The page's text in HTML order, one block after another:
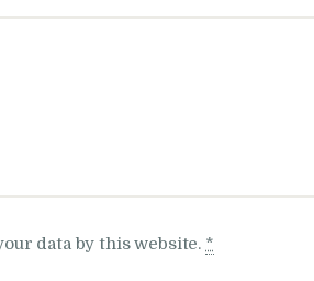
data by this website. *